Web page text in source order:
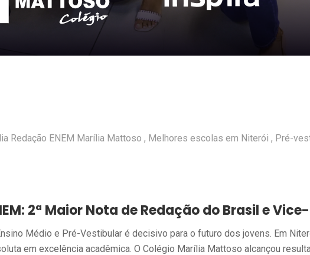
Redação ENEM Marília Mattoso Melhores escolas em Niterói Pré-
2ª Maior Nota de Redação do Brasil e
Médio e Pré-Vestibular é decisivo para o futuro dos jovens. Em
em excelência acadêmica. O Colégio Marília Mattoso alcançou